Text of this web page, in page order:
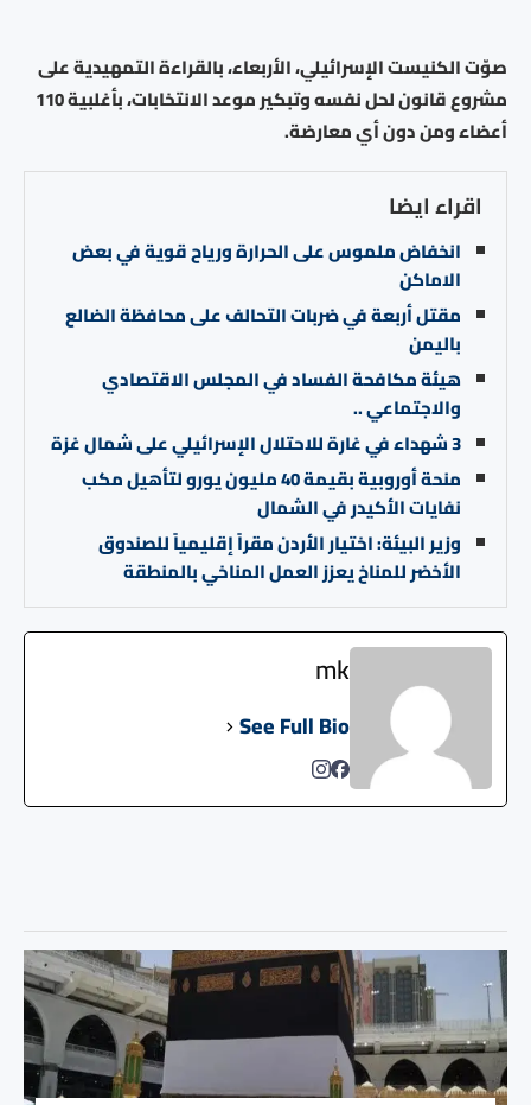
صوّت الكنيست الإسرائيلي، الأربعاء، بالقراءة التمهيدية على
مشروع قانون لحل نفسه وتبكير موعد الانتخابات، بأغلبية 110
أعضاء ومن دون أي معارضة.
اقراء ايضا
انخفاض ملموس على الحرارة ورياح قوية في بعض
الاماكن
مقتل أربعة في ضربات التحالف على محافظة الضالع
باليمن
هيئة مكافحة الفساد في المجلس الاقتصادي
والاجتماعي ..
3 شهداء في غارة للاحتلال الإسرائيلي على شمال غزة
منحة أوروبية بقيمة 40 مليون يورو لتأهيل مكب
نفايات الأكيدر في الشمال
وزير البيئة: اختيار الأردن مقراً إقليمياً للصندوق
الأخضر للمناخ يعزز العمل المناخي بالمنطقة
mk
See Full Bio